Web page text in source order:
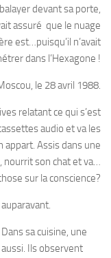
devant sa porte,
assuré que le nuage
est…puisqu’il n’avait
dans l’Hexagone !
le 28 avril 1988.
relatant ce qui s’est
audio et va les
appart. Assis dans une
nourrit son chat et va…
sur la conscience?
sa cuisine, une
Ils observent